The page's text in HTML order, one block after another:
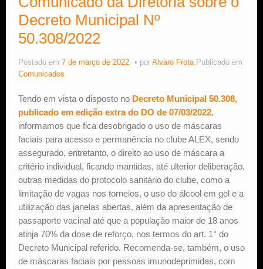
Quem Somos?
Calendário
Estude Xadrez
Decreto Municipal Nº
50.308/2022
Postado em 7 de março de 2022 por Alvaro Frota Publicado em
Comunicados
Tendo em vista o disposto no Decreto Municipal 50.308,
publicado em edição extra do DO de 07/03/2022,
informamos que fica desobrigado o uso de máscaras
faciais para acesso e permanência no clube ALEX, sendo
assegurado, entretanto, o direito ao uso de máscara a
critério individual, ficando mantidas, até ulterior deliberação,
outras medidas do protocolo sanitário do clube, como a
limitação de vagas nos torneios, o uso do álcool em gel e a
utilização das janelas abertas, além da apresentação de
passaporte vacinal até que a população maior de 18 anos
atinja 70% da dose de reforço, nos termos do art. 1° do
Decreto Municipal referido. Recomenda-se, também, o uso
de máscaras faciais por pessoas imunodeprimidas, com